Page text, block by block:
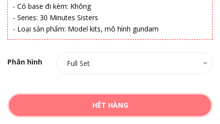
- Có base đi kèm: Không
- Series: 30 Minutes Sisters
- Loại sản phẩm: Model kits, mô hình gundam
Phân hình
HẾT HÀNG